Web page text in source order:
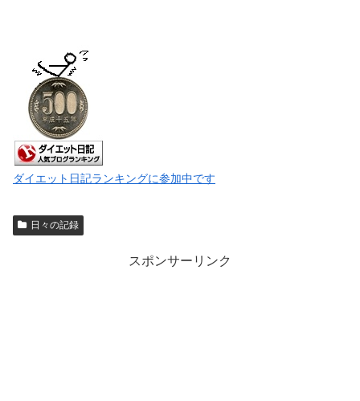
ダイエット日記ランキングに参加中です
日々の記録
スポンサーリンク